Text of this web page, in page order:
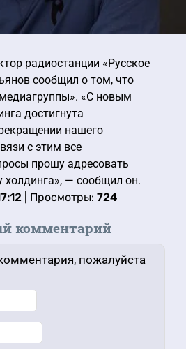
радиостанции «Русское
сообщил о том, что
«С новым
достигнута
нашего
с этим все
прошу адресовать
холдинга», — сообщил он.
| Просмотры: 724
комментарий
пожалуйста